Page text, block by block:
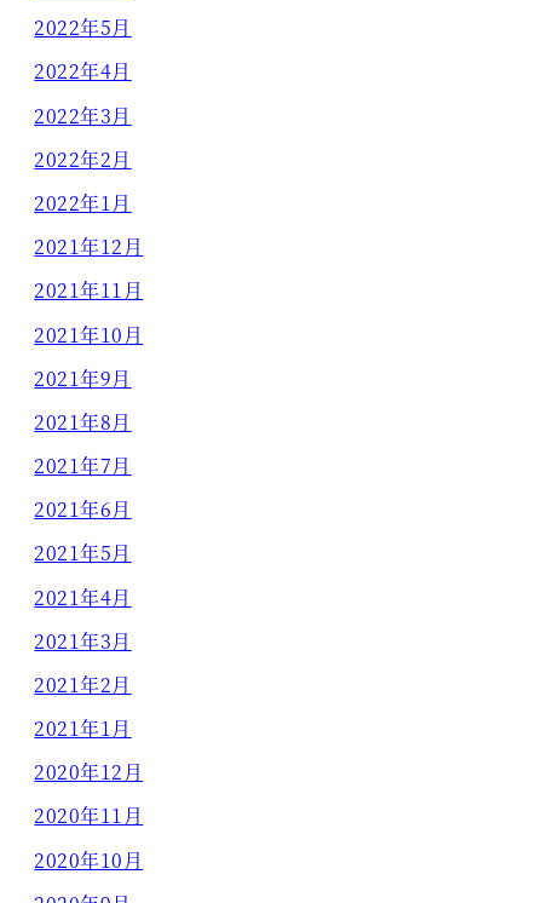
2022年5月
2022年4月
2022年3月
2022年2月
2022年1月
2021年12月
2021年11月
2021年10月
2021年9月
2021年8月
2021年7月
2021年6月
2021年5月
2021年4月
2021年3月
2021年2月
2021年1月
2020年12月
2020年11月
2020年10月